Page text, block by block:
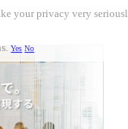
your privacy very
Yes No